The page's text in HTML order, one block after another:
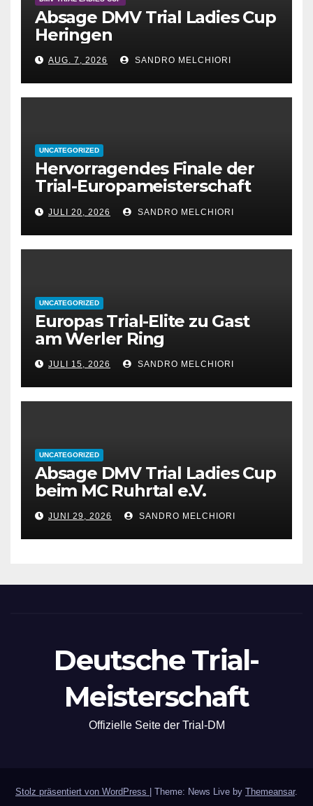
Absage DMV Trial Ladies Cup
Heringen
AUG. 7, 2026 SANDRO MELCHIORI
UNCATEGORIZED
Hervorragendes Finale der
Trial-Europameisterschaft
2026 in Werl
JULI 20, 2026 SANDRO MELCHIORI
UNCATEGORIZED
Europas Trial-Elite zu Gast
am Werler Ring
JULI 15, 2026 SANDRO MELCHIORI
UNCATEGORIZED
Absage DMV Trial Ladies Cup
beim MC Ruhrtal e.V.
JUNI 29, 2026 SANDRO MELCHIORI
Deutsche Trial-
Meisterschaft
Offizielle Seite der Trial-DM
Stolz präsentiert von WordPress Theme: News Live by Themeansar.